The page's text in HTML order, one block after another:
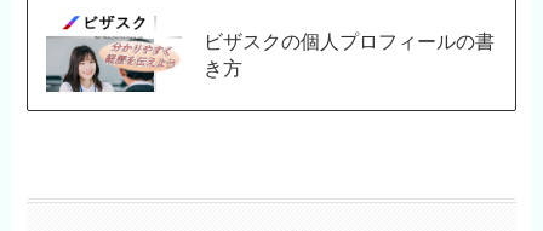
ビザスクの個人プロフィールの書
き方